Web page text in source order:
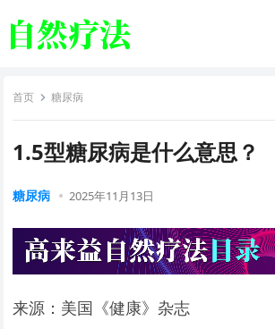
首页 糖尿病
1.5型糖尿病是什么意思？
糖尿病 2025年11月13日
来源：美国《健康》杂志